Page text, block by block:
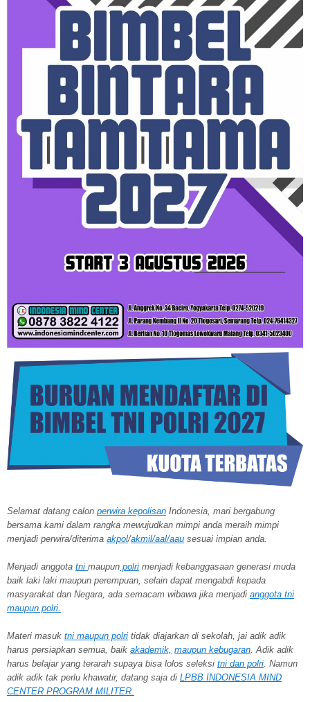
Selamat datang calon perwira kepolisan Indonesia, mari bergabung
bersama kami dalam rangka mewujudkan mimpi anda meraih mimpi
menjadi perwira/diterima akpol/akmil/aal/aau sesuai impian anda.
Menjadi anggota tni maupun polri menjadi kebanggasaan generasi muda
baik laki laki maupun perempuan, selain dapat mengabdi kepada
masyarakat dan Negara, ada semacam wibawa jika menjadi anggota tni
maupun polri.
Materi masuk tni maupun polri tidak diajarkan di sekolah, jai adik adik
harus persiapkan semua, baik akademik, maupun kebugaran . Adik adik
harus belajar yang terarah supaya bisa lolos seleksi tni dan polri . Namun
adik adik tak perlu khawatir, datang saja di LPBB INDONESIA MIND
CENTER PROGRAM MILITER.